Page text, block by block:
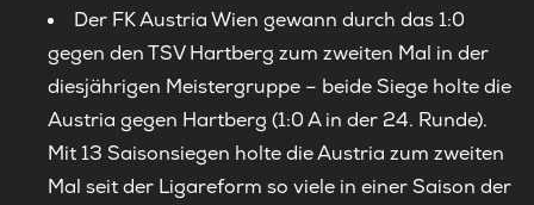
Der FK Austria Wien gewann durch das 1:0
gegen den TSV Hartberg zum zweiten Mal in der
diesjährigen Meistergruppe – beide Siege holte die
Austria gegen Hartberg (1:0 A in der 24. Runde).
Mit 13 Saisonsiegen holte die Austria zum zweiten
Mal seit der Ligareform so viele in einer Saison der